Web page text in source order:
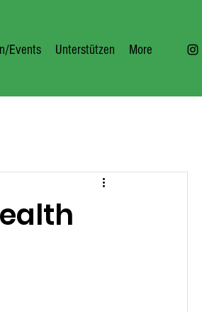
Events Unterstützen More